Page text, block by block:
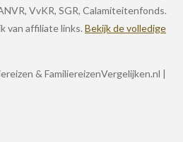
VvKR, SGR, Calamiteitenfonds.
van affiliate links. Bekijk de volledige
& FamiliereizenVergelijken.nl |